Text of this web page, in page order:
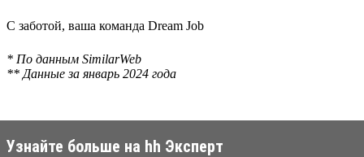
С заботой, ваша команда Dream Job
* По данным SimilarWeb
** Данные за январь 2024 года
Узнайте больше на hh Эксперт